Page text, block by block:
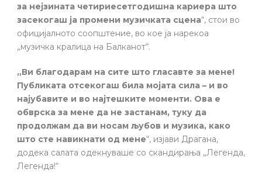
за нејзината четириесетгодишна кариера што
засекогаш ја промени музичката сцена“, стои во
официјалното соопштение, во кое ја нарекоа
„музичка кралица на Балканот“.
„Ви благодарам на сите што гласавте за мене!
Публиката отсекогаш била мојата сила – и во
најубавите и во најтешките моменти. Ова е
обврска за мене да не застанам, туку да
продолжам да ви носам љубов и музика, како
што сте навикнати од мене“, изјави Драгана,
додека салата одекнуваше со скандирања „Легенда,
Легенда!“